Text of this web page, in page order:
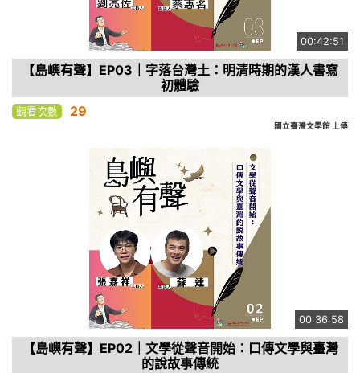
00:42:51
【島嶼有聲】EP03｜字落台灣土：明清時期的漢人書寫
初體驗
觀看次數 29
國立臺灣文學館 上傳
00:36:58
【島嶼有聲】EP02｜文學從聲音開始：口傳文學與臺灣
的說故事傳統